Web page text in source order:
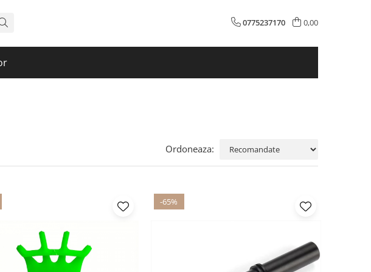
0775237170 0,00
Ordoneaza:
-65%